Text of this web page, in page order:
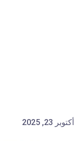
أكتوبر 23, 2025